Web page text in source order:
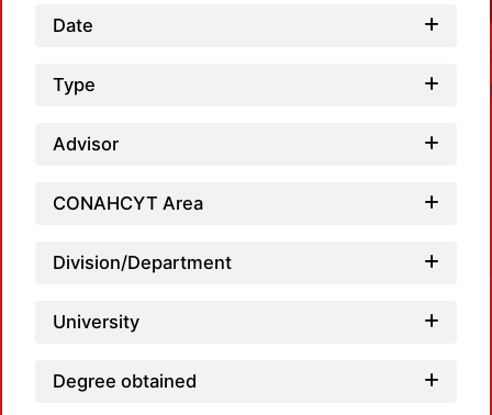
Date
Type
Advisor
CONAHCYT Area
Division/Department
University
Degree obtained